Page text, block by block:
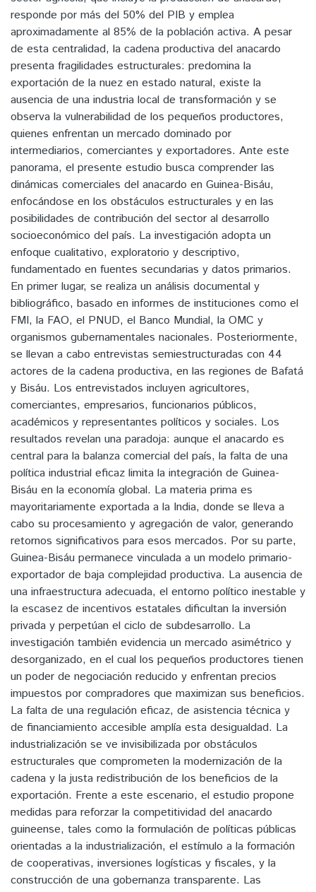
responde por más del 50% del PIB y emplea
aproximadamente al 85% de la población activa. A pesar
de esta centralidad, la cadena productiva del anacardo
presenta fragilidades estructurales: predomina la
exportación de la nuez en estado natural, existe la
ausencia de una industria local de transformación y se
observa la vulnerabilidad de los pequeños productores,
quienes enfrentan un mercado dominado por
intermediarios, comerciantes y exportadores. Ante este
panorama, el presente estudio busca comprender las
dinámicas comerciales del anacardo en Guinea-Bisáu,
enfocándose en los obstáculos estructurales y en las
posibilidades de contribución del sector al desarrollo
socioeconómico del país. La investigación adopta un
enfoque cualitativo, exploratorio y descriptivo,
fundamentado en fuentes secundarias y datos primarios.
En primer lugar, se realiza un análisis documental y
bibliográfico, basado en informes de instituciones como el
FMI, la FAO, el PNUD, el Banco Mundial, la OMC y
organismos gubernamentales nacionales. Posteriormente,
se llevan a cabo entrevistas semiestructuradas con 44
actores de la cadena productiva, en las regiones de Bafatá
y Bisáu. Los entrevistados incluyen agricultores,
comerciantes, empresarios, funcionarios públicos,
académicos y representantes políticos y sociales. Los
resultados revelan una paradoja: aunque el anacardo es
central para la balanza comercial del país, la falta de una
política industrial eficaz limita la integración de Guinea-
Bisáu en la economía global. La materia prima es
mayoritariamente exportada a la India, donde se lleva a
cabo su procesamiento y agregación de valor, generando
retornos significativos para esos mercados. Por su parte,
Guinea-Bisáu permanece vinculada a un modelo primario-
exportador de baja complejidad productiva. La ausencia de
una infraestructura adecuada, el entorno político inestable y
la escasez de incentivos estatales dificultan la inversión
privada y perpetúan el ciclo de subdesarrollo. La
investigación también evidencia un mercado asimétrico y
desorganizado, en el cual los pequeños productores tienen
un poder de negociación reducido y enfrentan precios
impuestos por compradores que maximizan sus beneficios.
La falta de una regulación eficaz, de asistencia técnica y
de financiamiento accesible amplía esta desigualdad. La
industrialización se ve invisibilizada por obstáculos
estructurales que comprometen la modernización de la
cadena y la justa redistribución de los beneficios de la
exportación. Frente a este escenario, el estudio propone
medidas para reforzar la competitividad del anacardo
guineense, tales como la formulación de políticas públicas
orientadas a la industrialización, el estímulo a la formación
de cooperativas, inversiones logísticas y fiscales, y la
construcción de una gobernanza transparente. Las